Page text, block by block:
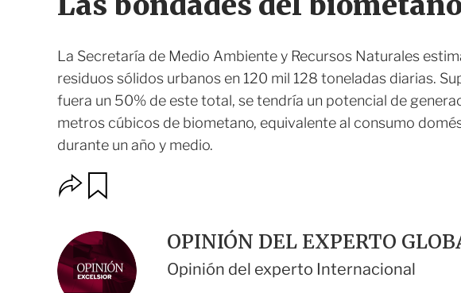
La Secretaría de Medio Ambiente y Recursos Naturales
residuos sólidos urbanos en 120 mil 128 toneladas diarias.
fuera un 50% de este total, se tendría un potencial de
metros cúbicos de biometano, equivalente al consumo
durante un año y medio.
O
p
o
n
e
s
d
r
OPINIÓN DEL EXPERTO
Opinión del experto Internacional